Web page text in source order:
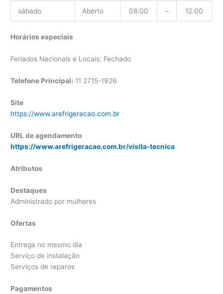
sábado Aberto 08:00 – 12:00
Horários especiais
Feriados Nacionais e Locais: Fechado
Telefone Principal: 11 2715-1926
Site
https://www.arefrigeracao.com.br
URL de agendamento
https://www.arefrigeracao.com.br/visita-tecnica
Atributos
Destaques
Administrado por mulheres
Ofertas
Entrega no mesmo dia
Serviço de instalação
Serviços de reparos
Pagamentos